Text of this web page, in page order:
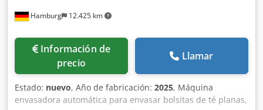
aproximadamente 3 semanas para máquinas fabricadas
máquinas están disponibles con garantía total.
Hamburg 12.425 km
Información de
precio
Llamar
Estado: nuevo, Año de fabricación: 2025, Máquina
envasadora automática para envasar bolsitas de té planas,